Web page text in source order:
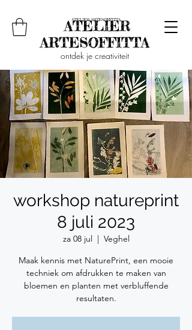
ontdek je creativiteit
workshop natureprint
8 juli 2023
za 08 jul
  |
Veghel
Maak kennis met NaturePrint, een mooie
techniek om afdrukken te maken van
bloemen en planten met verbluffende
resultaten.